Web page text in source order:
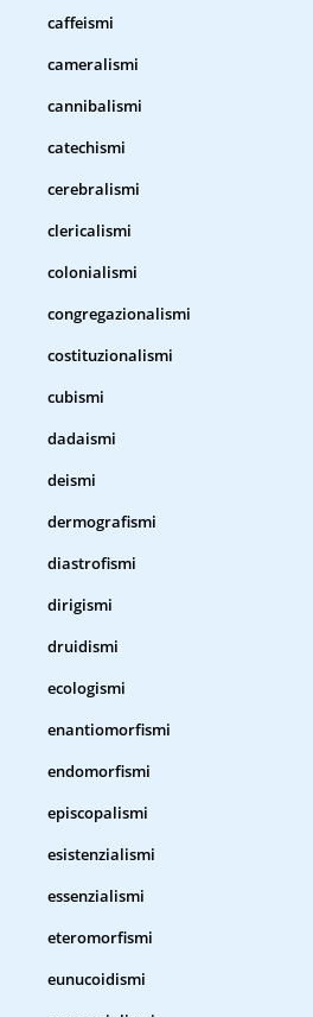
caffeismi
cameralismi
cannibalismi
catechismi
cerebralismi
clericalismi
colonialismi
congregazionalismi
costituzionalismi
cubismi
dadaismi
deismi
dermografismi
diastrofismi
dirigismi
druidismi
ecologismi
enantiomorfismi
endomorfismi
episcopalismi
esistenzialismi
essenzialismi
eteromorfismi
eunucoidismi